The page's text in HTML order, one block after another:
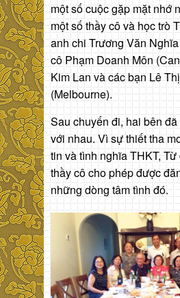
một số cuộc gặp mặt nhớ
một số thầy cô và học trò
anh chi Trương Văn
cô Phạm Doanh Môn
Kim Lan và các bạn Lê
(Melbourne).
Sau chuyến đi, hai bên
với nhau. Vì sự thiết tha
tin và tình nghĩa THKT,
thầy cô cho phép được
những dòng tâm tình đó.